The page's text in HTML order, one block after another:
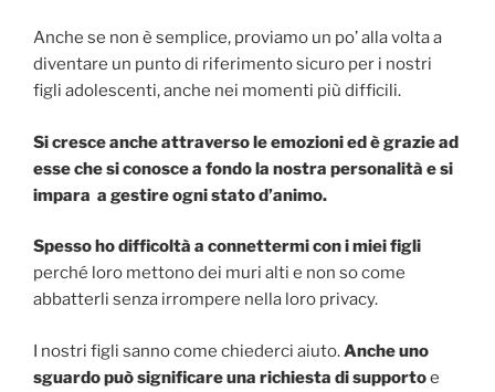
Anche se non è semplice, proviamo un po’ alla volta a
diventare un punto di riferimento sicuro per i nostri
figli adolescenti, anche nei momenti più difficili.
Si cresce anche attraverso le emozioni ed è grazie ad
esse che si conosce a fondo la nostra personalità e si
impara a gestire ogni stato d’animo.
Spesso ho difficoltà a connettermi con i miei figli
perché loro mettono dei muri alti e non so come
abbatterli senza irrompere nella loro privacy.
I nostri figli sanno come chiederci aiuto.Anche uno
sguardo può significare una richiesta di supportoe